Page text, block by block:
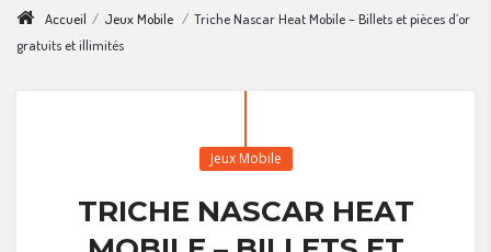
Accueil / Jeux Mobile / Triche Nascar Heat Mobile – Billets et pièces d’or
gratuits et illimités
Jeux Mobile
TRICHE NASCAR HEAT